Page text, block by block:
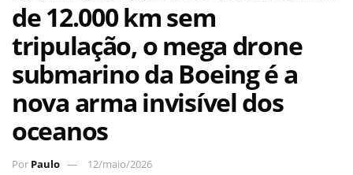
de 12.000 km sem
tripulação, o mega drone
submarino da Boeing é a
nova arma invisível dos
oceanos
Por Paulo 12/maio/2026